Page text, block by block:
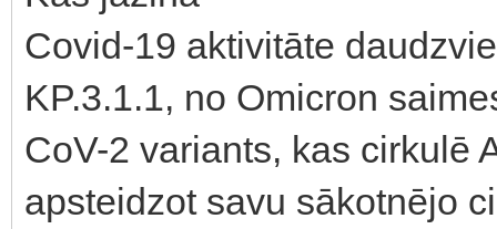
Covid-19 aktivitāte
KP.3.1.1, no Omicron
CoV-2 variants, kas cirkulē
apsteidzot savu sākotnējo